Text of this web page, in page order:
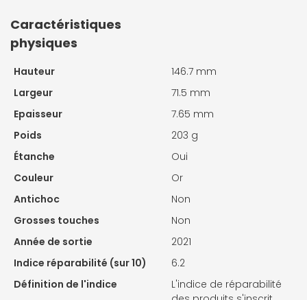
Caractéristiques
physiques
Hauteur
146.7 mm
Largeur
71.5 mm
Epaisseur
7.65 mm
Poids
203 g
Étanche
Oui
Couleur
Or
Antichoc
Non
Grosses touches
Non
Année de sortie
2021
Indice réparabilité (sur 10)
6.2
Définition de l'indice
L'indice de réparabilité